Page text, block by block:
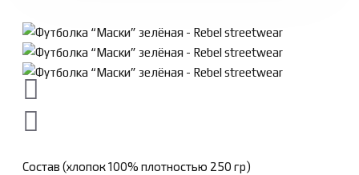
Состав (хлопок 100% плотностью 250 гр)